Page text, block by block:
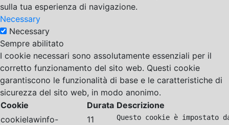
sulla tua esperienza di navigazione.
Necessary
Necessary
Sempre abilitato
I cookie necessari sono assolutamente essenziali per il
corretto funzionamento del sito web. Questi cookie
garantiscono le funzionalità di base e le caratteristiche di
sicurezza del sito web, in modo anonimo.
Cookie
Durata Descrizione
cookielawinfo-
11
Questo cookie è